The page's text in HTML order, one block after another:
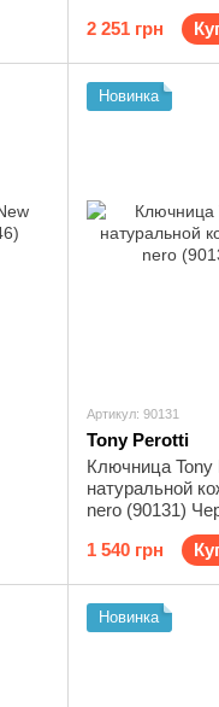
2 251 грн
Новинка
Артикул: 90131
Tony Perotti
Ключница Tony
натуральной
nero (90131)
1 540 грн
Новинка